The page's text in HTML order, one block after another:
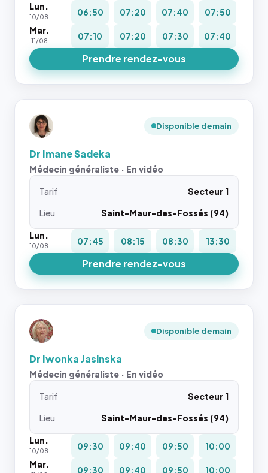
Lun.
10/08 06:50 07:20 07:40
07:50
Mar.
11/08 07:10 07:20 07:30 07:40
Prendre rendez-vous
Disponible demain
Dr Imane Sadeka
Médecin généraliste · En vidéo
Tarif
Secteur 1
Lieu
Saint-Maur-des-Fossés (94)
Lun.
10/08 07:45 08:15 08:30 13:30
Prendre rendez-vous
Disponible demain
Dr Iwonka Jasinska
Médecin généraliste · En vidéo
Tarif
Secteur 1
Lieu
Saint-Maur-des-Fossés (94)
Lun.
10/08 09:30 09:40 09:50
10:00
Mar.
09:30 09:40 09:50 10:00